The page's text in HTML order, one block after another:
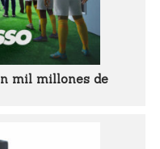
mil millones de